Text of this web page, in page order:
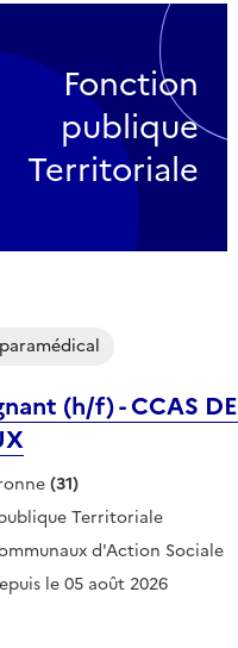
(h/f) - CCAS DE
:
(31)
:Territoriale
:
d'Action Sociale
le 05 août 2026
Fonction
publique
Territoriale